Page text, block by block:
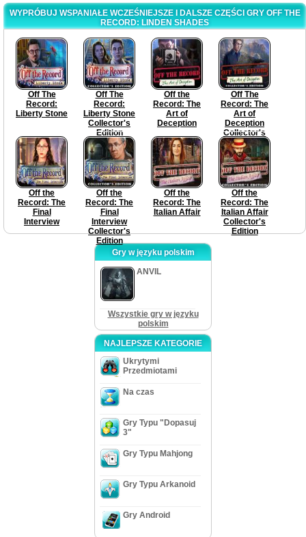
WYPRÓBUJ WSPANIAŁE WCZEŚNIEJSZE I DALSZE CZĘŚCI GRY OFF THE
RECORD: LINDEN SHADES
Off The
Record:
Liberty Stone
Off The
Record:
Liberty Stone
Collector's
Edition
Off the
Record: The
Art of
Deception
Off The
Record: The
Art of
Deception
Collector's
Edition
Off the
Record: The
Final
Interview
Off the
Record: The
Final
Interview
Collector's
Edition
Off the
Record: The
Italian Affair
Off the
Record: The
Italian Affair
Collector's
Edition
Gry w języku polskim
ANVIL
Wszystkie gry w języku
polskim
NAJLEPSZE KATEGORIE
Ukrytymi
Przedmiotami
Na czas
Gry Typu "Dopasuj
3"
Gry Typu Mahjong
Gry Typu Arkanoid
Gry Android